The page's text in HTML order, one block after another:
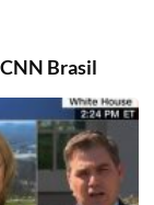
Brasil